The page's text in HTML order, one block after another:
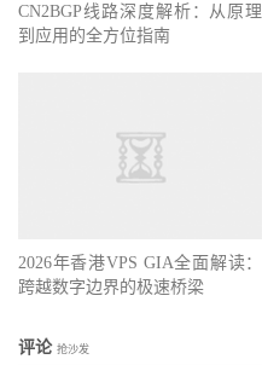
CN2BGP线路深度解析：从原理
到应用的全方位指南
2026年香港VPS GIA全面解读：
跨越数字边界的极速桥梁
评论 抢沙发